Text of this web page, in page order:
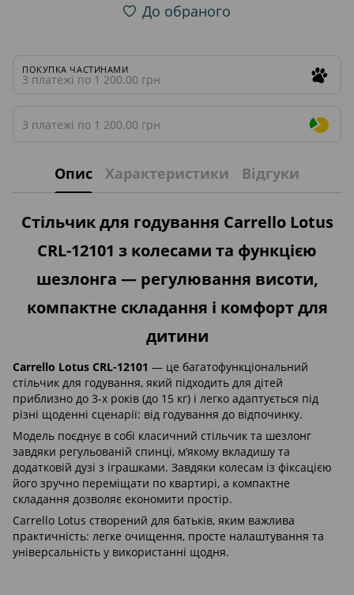
До обраного
ПОКУПКА ЧАСТИНАМИ
3 платежі по 1 200.00 грн
3 платежі по 1 200.00 грн
Опис Характеристики Відгуки
Стільчик для годування Carrello Lotus
CRL-12101 з колесами та функцією
шезлонга — регулювання висоти,
компактне складання і комфорт для
дитини
Carrello Lotus CRL-12101 — це багатофункціональний
стільчик для годування, який підходить для дітей
приблизно до 3-х років (до 15 кг) і легко адаптується під
різні щоденні сценарії: від годування до відпочинку.
Модель поєднує в собі класичний стільчик та шезлонг
завдяки регульованій спинці, м’якому вкладишу та
додатковій дузі з іграшками. Завдяки колесам із фіксацією
його зручно переміщати по квартирі, а компактне
складання дозволяє економити простір.
Carrello Lotus створений для батьків, яким важлива
практичність: легке очищення, просте налаштування та
універсальність у використанні щодня.